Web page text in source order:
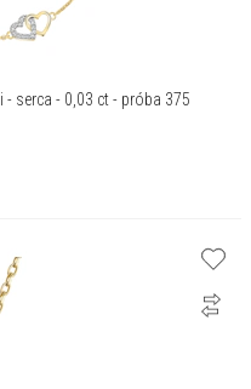
- serca - 0,03 ct - próba 375